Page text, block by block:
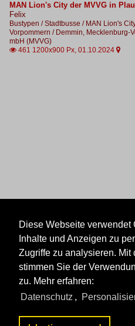
MAN Lion's City der MVVG in
Felix
Bustypen / Stadtbusse / MAN Lion's City
Vorpommern / Demmin, Mecklenburg-
mbH (MVVG)
 461 1200x900 Px, 01.10.2024 
Diese Webseite verwendet
Inhalte und Anzeigen zu
Zugriffe zu analysieren. Mit
stimmen Sie der
zu. Mehr erfahren:
Datenschutz ,